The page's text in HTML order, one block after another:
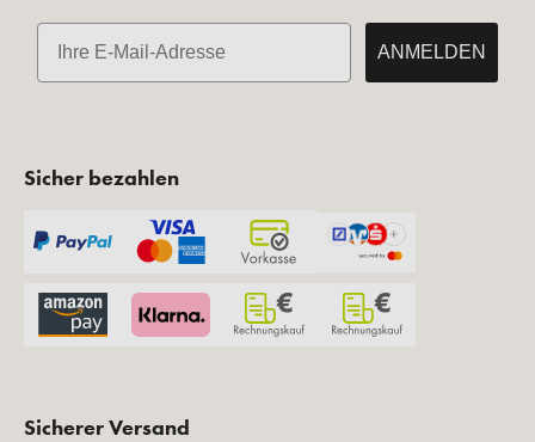
E-Mail
ANMELDEN
Sicher bezahlen
Sicherer Versand